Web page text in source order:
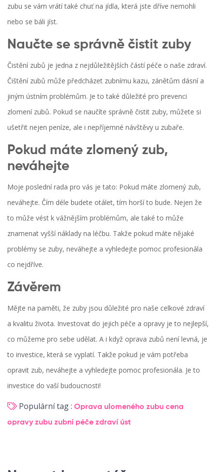
zubu se vám vrátí také chuť na jídla, která jste dříve nemohli
nebo se báli jíst.
Naučte se správně čistit zuby
Čistění zubů je jedna z nejdůležitějších částí péče o naše zdraví.
Čištění zubů může předcházet zubnímu kazu, zánětům dásní a
jiným ústním problémům. Je to také důležité pro prevenci
zlomení zubů. Pokud se naučíte správně čistit zuby, můžete si
ušetřit nejen peníze, ale i nepříjemné návštěvy u zubaře.
Pokud máte zlomený zub,
neváhejte
Moje poslední rada pro vás je tato: Pokud máte zlomený zub,
neváhejte. Čím déle budete otálet, tím horší to bude. Nejen že
to může vést k vážnějším problémům, ale také to může
znamenat vyšší náklady na léčbu. Takže pokud máte nějaké
problémy se zuby, neváhejte a vyhledejte pomoc profesionála
co nejdříve.
Závěrem
Mějte na paměti, že zuby jsou důležité pro naše celkové zdraví
a kvalitu života. Investovat do jejich péče a opravy je to nejlepší,
co můžeme pro sebe udělat. A i když oprava zubů není levná, je
to investice, která se vyplatí. Takže pokud je vám potřeba
opravit zub, neváhejte a vyhledejte pomoc profesionála. Je to
investice do vaší budoucnosti!
Populární tag : Oprava ulomeného zubu cena
opravy zubu zubní péče zdraví úst